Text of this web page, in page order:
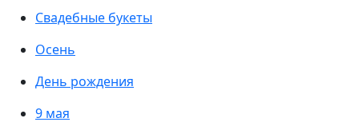
Свадебные букеты
Осень
День рождения
9 мая